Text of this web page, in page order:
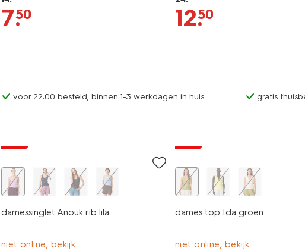
7.
50 12.
50
voor 22:00 besteld, binnen 1-3 werkdagen in huis gratis
damessinglet Anouk rib lila
niet online, bekijk
dames top Ida groen
niet online, bekijk